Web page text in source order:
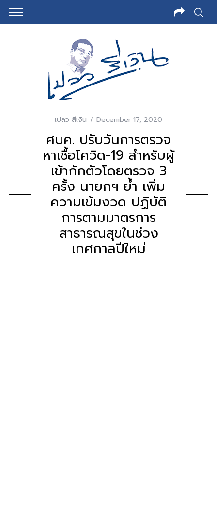
เปลว สีเงิน December 17, 2020
ศบค. ปรับวันการตรวจ
หาเชื้อโควิด-19 สำหรับผู้
เข้ากักตัวโดยตรวจ 3
ครั้ง นายกฯ ย้ำ เพิ่ม
ความเข้มงวด ปฏิบัติ
การตามมาตรการ
สาธารณสุขในช่วง
เทศกาลปีใหม่